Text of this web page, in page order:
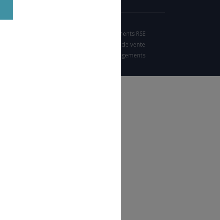
Nos engagements RSE
Condition générales de vente
Charte d'engagements